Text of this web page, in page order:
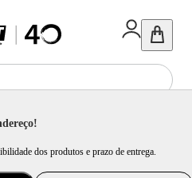
dos produtos e prazo de entrega.